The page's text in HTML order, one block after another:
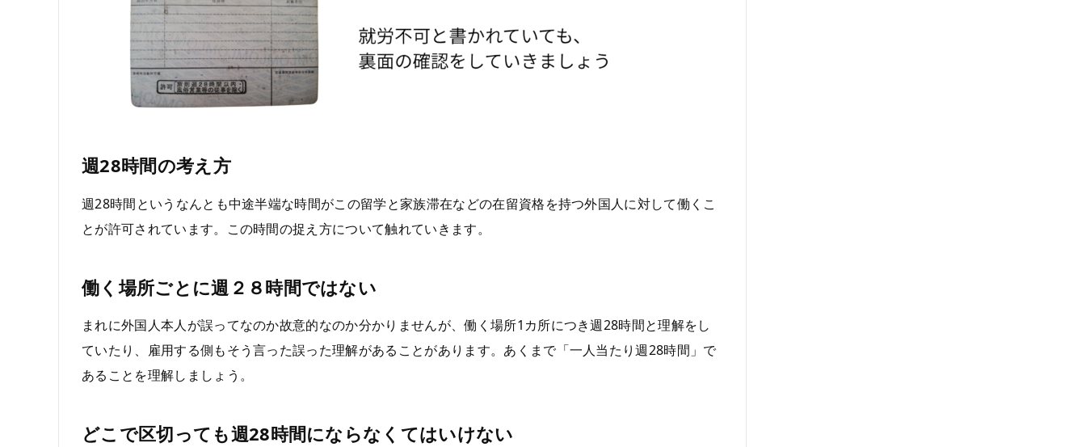
週28時間の考え方
週28時間というなんとも中途半端な時間がこの留学と家族滞在などの在留資格を持つ外国人に対して働くこ
とが許可されています。この時間の捉え方について触れていきます。
働く場所ごとに週２８時間ではない
まれに外国人本人が誤ってなのか故意的なのか分かりませんが、働く場所1カ所につき週28時間と理解をし
ていたり、雇用する側もそう言った誤った理解があることがあります。あくまで「一人当たり週28時間」で
あることを理解しましょう。
どこで区切っても週28時間にならなくてはいけない